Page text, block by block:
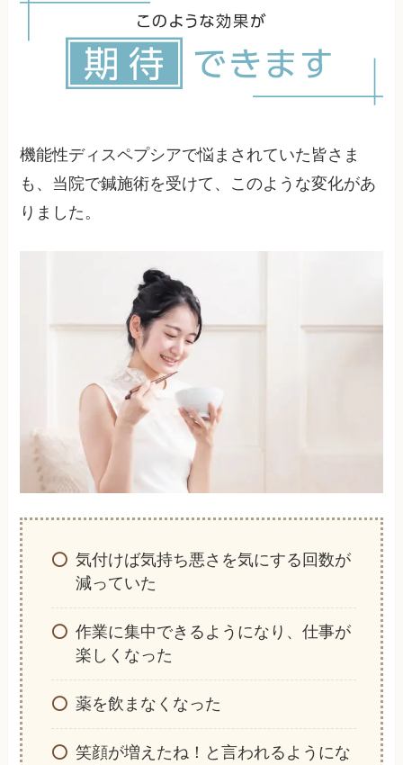
すぐに横にならないことやコーヒーやアルコール
の摂取を控えてください。軽い運動や深呼吸でス
トレスを軽減し、十分な睡眠をとることも大切で
す。これらの習慣を鍼治療と併用することで、よ
機能性ディスペプシアで悩まされていた皆さま
も、当院で鍼施術を受けて、このような変化があ
りました。
気付けば気持ち悪さを気にする回数が
減っていた
作業に集中できるようになり、仕事が
楽しくなった
薬を飲まなくなった
笑顔が増えたね！と言われるようにな